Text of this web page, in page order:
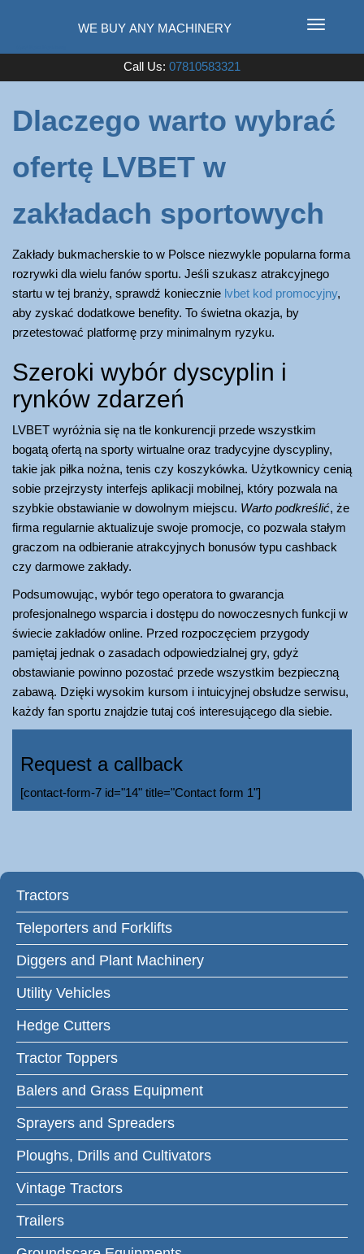
T
g
e
g
t
i
o
Call Us: 07810583321
Dlaczego warto wybrać
ofertę LVBET w
zakładach sportowych
Zakłady bukmacherskie to w Polsce niezwykle popularna forma
rozrywki dla wielu fanów sportu. Jeśli szukasz atrakcyjnego
startu w tej branży, sprawdź koniecznie lvbet kod promocyjny,
aby zyskać dodatkowe benefity. To świetna okazja, by
przetestować platformę przy minimalnym ryzyku.
Szeroki wybór dyscyplin i
rynków zdarzeń
LVBET wyróżnia się na tle konkurencji przede wszystkim
bogatą ofertą na sporty wirtualne oraz tradycyjne dyscypliny,
takie jak piłka nożna, tenis czy koszykówka. Użytkownicy cenią
sobie przejrzysty interfejs aplikacji mobilnej, który pozwala na
szybkie obstawianie w dowolnym miejscu. Warto podkreślić, że
firma regularnie aktualizuje swoje promocje, co pozwala stałym
graczom na odbieranie atrakcyjnych bonusów typu cashback
czy darmowe zakłady.
Podsumowując, wybór tego operatora to gwarancja
profesjonalnego wsparcia i dostępu do nowoczesnych funkcji w
świecie zakładów online. Przed rozpoczęciem przygody
pamiętaj jednak o zasadach odpowiedzialnej gry, gdyż
obstawianie powinno pozostać przede wszystkim bezpieczną
zabawą. Dzięki wysokim kursom i intuicyjnej obsłudze serwisu,
każdy fan sportu znajdzie tutaj coś interesującego dla siebie.
Request a callback
[contact-form-7 id="14" title="Contact form 1"]
Tractors
Teleporters and Forklifts
Diggers and Plant Machinery
Utility Vehicles
Hedge Cutters
Tractor Toppers
Balers and Grass Equipment
Sprayers and Spreaders
Ploughs, Drills and Cultivators
Vintage Tractors
Trailers